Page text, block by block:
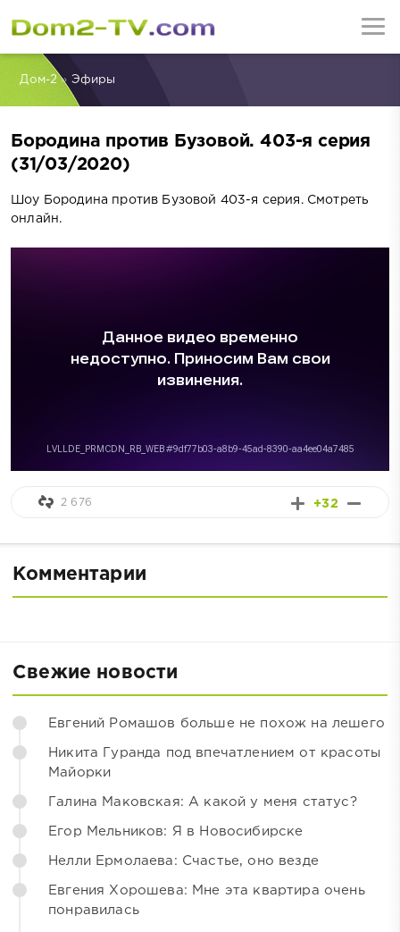
Дом-2» Эфиры
Бородина против Бузовой. 403-я серия
(31/03/2020)
Шоу Бородина против Бузовой 403-я серия. Смотреть
онлайн.
+32
2 676
Комментарии
Свежие новости
Евгений Ромашов больше не похож на лешего
Никита Гуранда под впечатлением от красоты
Майорки
Галина Маковская: А какой у меня статус?
Егор Мельников: Я в Новосибирске
Нелли Ермолаева: Счастье, оно везде
Евгения Хорошева: Мне эта квартира очень
понравилась